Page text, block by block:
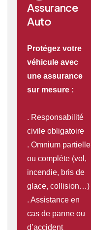
Assurance
Auto
Protégez votre
véhicule avec
une assurance
sur mesure :
. Responsabilité
civile obligatoire
. Omnium partielle
ou complète (vol,
incendie, bris de
glace, collision…)
. Assistance en
cas de panne ou
d’accident